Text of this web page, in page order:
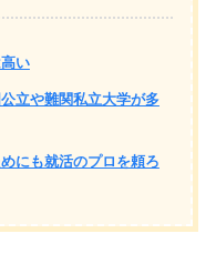
い
立や難関私立大学が多
にも就活のプロを頼ろ